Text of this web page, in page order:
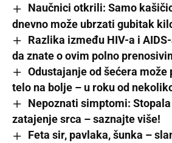
Naučnici otkrili: Samo
dnevno može ubrzati gubitak
Razlika između HIV-a i
da znate o ovim polno
Odustajanje od šećera
telo na bolje – u roku od
Nepoznati simptomi:
zatajenje srca – saznajte više!
Feta sir, pavlaka, šunka –